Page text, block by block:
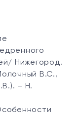
Нижегород.
В.С.,
– Н.